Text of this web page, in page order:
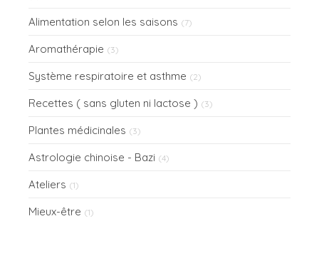
Alimentation selon les saisons (7)
Aromathérapie (3)
Système respiratoire et asthme (2)
Recettes ( sans gluten ni lactose ) (3)
Plantes médicinales (3)
Astrologie chinoise - Bazi (4)
Ateliers (1)
Mieux-être (1)